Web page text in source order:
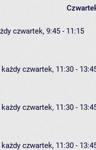
czwartek, 9:45 - 11:15
każdy czwartek, 11:30 -
każdy czwartek, 11:30 -
każdy czwartek, 11:30 -